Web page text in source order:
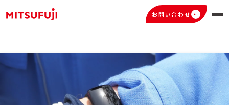
お問い合わせ
サービス業